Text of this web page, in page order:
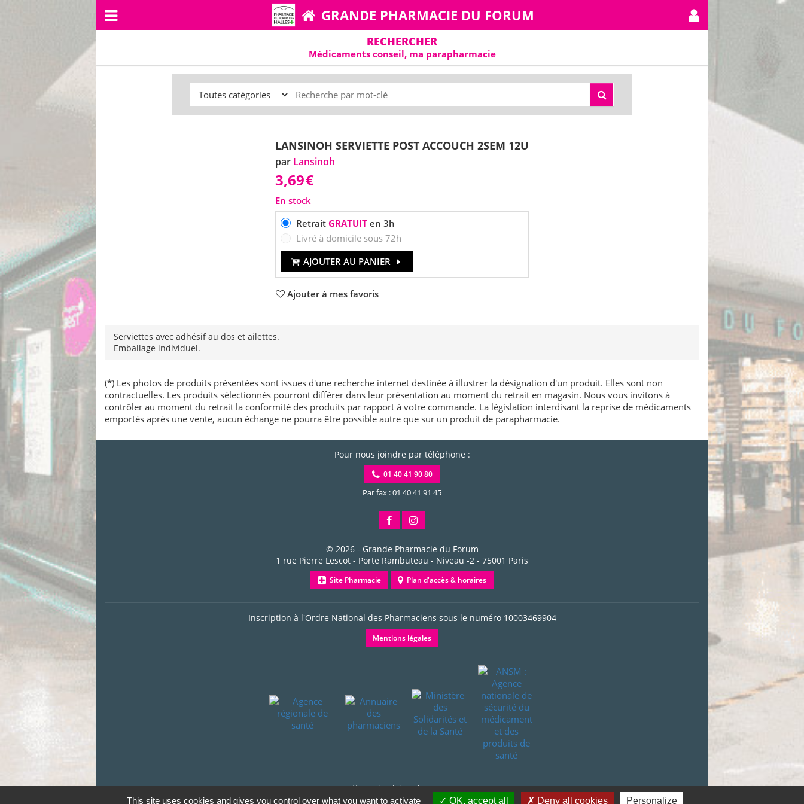
GRANDE PHARMACIE DU FORUM
RECHERCHER
Médicaments conseil, ma parapharmacie
LANSINOH SERVIETTE POST ACCOUCH 2SEM 12U
par Lansinoh
3,69€
En stock
Retrait GRATUITen 3h
Livré à domicile sous 72h
AJOUTER AU PANIER
Ajouter à mes favoris
Serviettes avec adhésif au dos et ailettes.
Emballage individuel.
(*) Les photos de produits présentées sont issues d'une recherche internet destinée à illustrer la désignation d'un produit. Elles sont non
contractuelles. Les produits sélectionnés pourront différer dans leur présentation au moment du retrait en magasin. Nous vous invitons à
contrôler au moment du retrait la conformité des produits par rapport à votre commande. La législation interdisant la reprise de médicaments
emportés après une vente, aucun échange ne pourra être possible autre que sur un produit de parapharmacie.
Pour nous joindre par téléphone :
01 40 41 90 80
Par fax : 01 40 41 91 45
© 2026 - Grande Pharmacie du Forum
1 rue Pierre Lescot - Porte Rambuteau - Niveau -2 - 75001 Paris
Site Pharmacie Plan d'accès & horaires
Inscription à l'Ordre National des Pharmaciens sous le numéro 10003469904
Mentions légales
Dernière mise à jour le 07/08/2026
This site uses cookies and gives you control over what you want to activate OK, accept all Deny all cookies Personalize